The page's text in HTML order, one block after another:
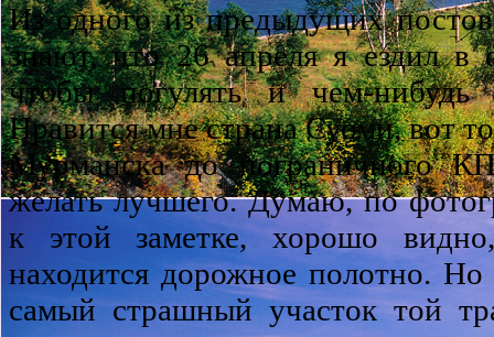
Из одного из предыдущих
знают, что 26 апреля я ездил
чтобы погулять и чем-нибудь
Нравится мне страна Суоми, вот
Мурманска до пограничного
желать лучшего. Думаю, по
к этой заметке, хорошо
находится дорожное полотно.
самый страшный участок той